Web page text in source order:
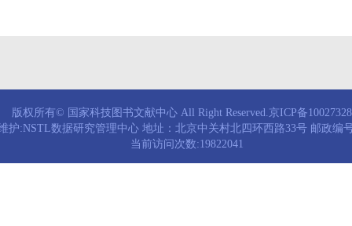
版权所有© 国家科技图书文献中心 All Right Reserved.京ICP备
护:NSTL数据研究管理中心 地址：北京中关村北四环西路33号 邮政编
当前访问次数:19822041